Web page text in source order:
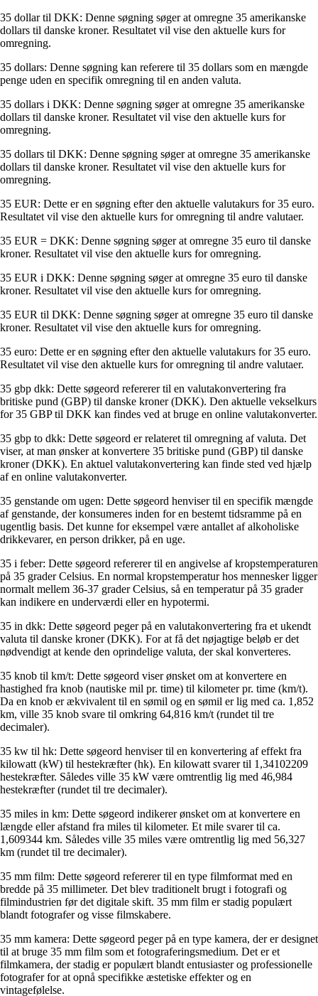
35 dollar til DKK: Denne søgning søger at omregne 35 amerikanske
dollars til danske kroner. Resultatet vil vise den aktuelle kurs for
omregning.
35 dollars: Denne søgning kan referere til 35 dollars som en mængde
penge uden en specifik omregning til en anden valuta.
35 dollars i DKK: Denne søgning søger at omregne 35 amerikanske
dollars til danske kroner. Resultatet vil vise den aktuelle kurs for
omregning.
35 dollars til DKK: Denne søgning søger at omregne 35 amerikanske
dollars til danske kroner. Resultatet vil vise den aktuelle kurs for
omregning.
35 EUR: Dette er en søgning efter den aktuelle valutakurs for 35 euro.
Resultatet vil vise den aktuelle kurs for omregning til andre valutaer.
35 EUR = DKK: Denne søgning søger at omregne 35 euro til danske
kroner. Resultatet vil vise den aktuelle kurs for omregning.
35 EUR i DKK: Denne søgning søger at omregne 35 euro til danske
kroner. Resultatet vil vise den aktuelle kurs for omregning.
35 EUR til DKK: Denne søgning søger at omregne 35 euro til danske
kroner. Resultatet vil vise den aktuelle kurs for omregning.
35 euro: Dette er en søgning efter den aktuelle valutakurs for 35 euro.
Resultatet vil vise den aktuelle kurs for omregning til andre valutaer.
35 gbp dkk: Dette søgeord refererer til en valutakonvertering fra
britiske pund (GBP) til danske kroner (DKK). Den aktuelle vekselkurs
for 35 GBP til DKK kan findes ved at bruge en online valutakonverter.
35 gbp to dkk: Dette søgeord er relateret til omregning af valuta. Det
viser, at man ønsker at konvertere 35 britiske pund (GBP) til danske
kroner (DKK). En aktuel valutakonvertering kan finde sted ved hjælp
af en online valutakonverter.
35 genstande om ugen: Dette søgeord henviser til en specifik mængde
af genstande, der konsumeres inden for en bestemt tidsramme på en
ugentlig basis. Det kunne for eksempel være antallet af alkoholiske
drikkevarer, en person drikker, på en uge.
35 i feber: Dette søgeord refererer til en angivelse af kropstemperaturen
på 35 grader Celsius. En normal kropstemperatur hos mennesker ligger
normalt mellem 36-37 grader Celsius, så en temperatur på 35 grader
kan indikere en underværdi eller en hypotermi.
35 in dkk: Dette søgeord peger på en valutakonvertering fra et ukendt
valuta til danske kroner (DKK). For at få det nøjagtige beløb er det
nødvendigt at kende den oprindelige valuta, der skal konverteres.
35 knob til km/t: Dette søgeord viser ønsket om at konvertere en
hastighed fra knob (nautiske mil pr. time) til kilometer pr. time (km/t).
Da en knob er ækvivalent til en sømil og en sømil er lig med ca. 1,852
km, ville 35 knob svare til omkring 64,816 km/t (rundet til tre
decimaler).
35 kw til hk: Dette søgeord henviser til en konvertering af effekt fra
kilowatt (kW) til hestekræfter (hk). En kilowatt svarer til 1,34102209
hestekræfter. Således ville 35 kW være omtrentlig lig med 46,984
hestekræfter (rundet til tre decimaler).
35 miles in km: Dette søgeord indikerer ønsket om at konvertere en
længde eller afstand fra miles til kilometer. Et mile svarer til ca.
1,609344 km. Således ville 35 miles være omtrentlig lig med 56,327
km (rundet til tre decimaler).
35 mm film: Dette søgeord refererer til en type filmformat med en
bredde på 35 millimeter. Det blev traditionelt brugt i fotografi og
filmindustrien før det digitale skift. 35 mm film er stadig populært
blandt fotografer og visse filmskabere.
35 mm kamera: Dette søgeord peger på en type kamera, der er designet
til at bruge 35 mm film som et fotograferingsmedium. Det er et
filmkamera, der stadig er populært blandt entusiaster og professionelle
fotografer for at opnå specifikke æstetiske effekter og en
vintagefølelse.